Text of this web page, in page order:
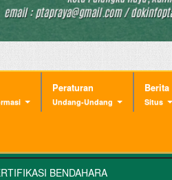
Peraturan
Undang-Undang
Berita
Situs
BENDAHARA